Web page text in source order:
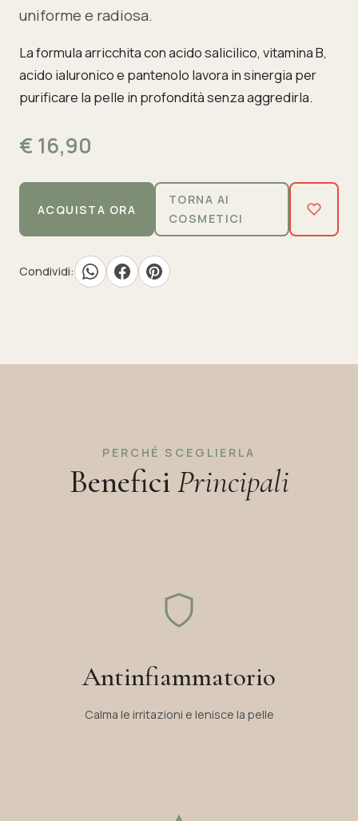
uniforme e radiosa.
La formula arricchita con acido salicilico, vitamina B,
acido ialuronico e pantenolo lavora in sinergia per
purificare la pelle in profondità senza aggredirla.
€ 16,90
ACQUISTA ORA
TORNA AI
COSMETICI
Condividi:
PERCHÉ SCEGLIERLA
BeneficiPrincipali
Antinfiammatorio
Calma le irritazioni e lenisce la pelle